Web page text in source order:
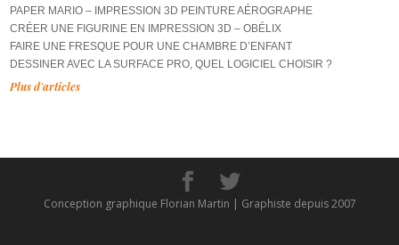
PAPER MARIO – IMPRESSION 3D PEINTURE AÉROGRAPHE
CRÉER UNE FIGURINE EN IMPRESSION 3D – OBÉLIX
FAIRE UNE FRESQUE POUR UNE CHAMBRE D’ENFANT
DESSINER AVEC LA SURFACE PRO, QUEL LOGICIEL CHOISIR ?
Plus d'articles
Conception graphique Florian Martin | Graphiste depuis 2007